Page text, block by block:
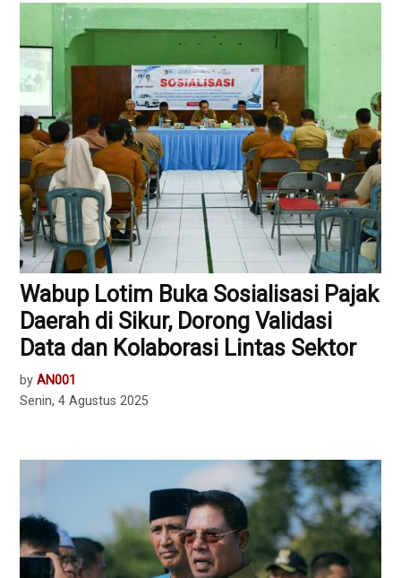
Wabup Lotim Buka Sosialisasi Pajak
Daerah di Sikur, Dorong Validasi
Data dan Kolaborasi Lintas Sektor
by AN001
Senin, 4 Agustus 2025